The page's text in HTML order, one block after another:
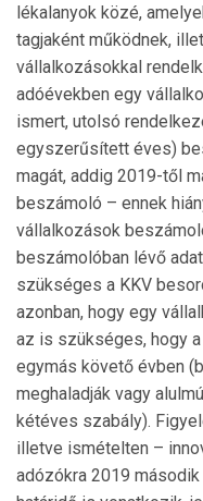
lékalanyok közé,
tagjaként működnek,
vállalkozásokkal
adóévekben egy
ismert, utolsó
egyszerűsített éves)
magát, addig 2019-től
beszámoló – ennek
vállal­kozások
beszámolóban lévő
szük­séges a KKV
azonban, hogy egy
az is szükséges, hogy
egymás követő évben
meghaladják vagy
kétéves szabály).
illetve ismételten –
adózókra 2019